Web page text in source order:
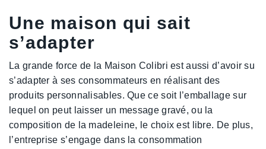
Une maison qui sait
s’adapter
La grande force de la Maison Colibri est aussi d’avoir su
s’adapter à ses consommateurs en réalisant des
produits personnalisables. Que ce soit l’emballage sur
lequel on peut laisser un message gravé, ou la
composition de la madeleine, le choix est libre. De plus,
l’entreprise s’engage dans la consommation